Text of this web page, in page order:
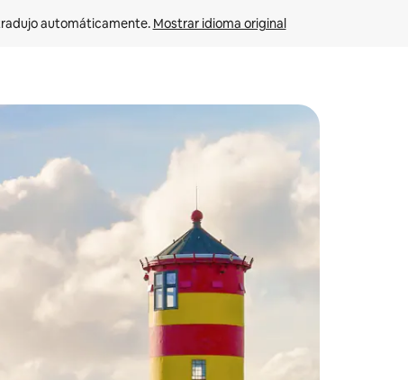
automáticamente. Mostrar idioma original
arriba y hacia abajo o explorá deslizando el dedo.